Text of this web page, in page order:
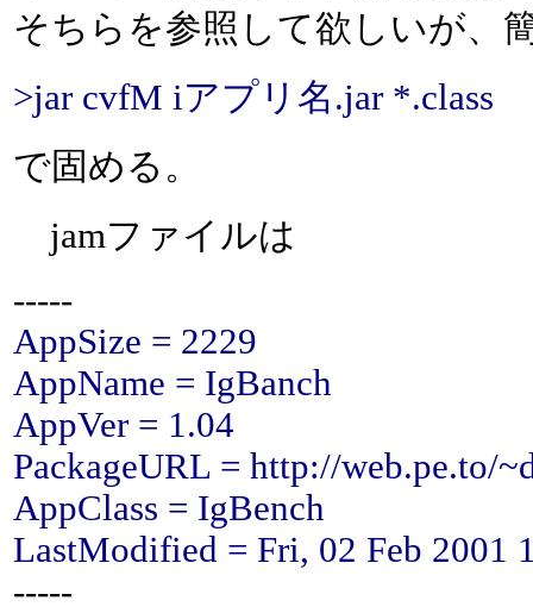
そちらを参照して欲しいが、
>jar cvfM iアプリ名.jar *.class
で固める。
jamファイルは
-----
AppSize = 2229
AppName = IgBanch
AppVer = 1.04
PackageURL = http://web.pe.to/
AppClass = IgBench
LastModified = Fri, 02 Feb 2001
-----